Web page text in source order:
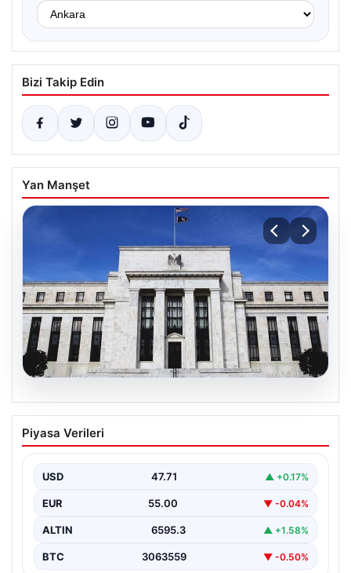
Bizi Takip Edin
Yan Manşet
06.08.2026
Fed faizi sabit tuttu
Piyasa Verileri
USD 47.71 ▲ +0.17%
EUR 55.00 ▼ -0.04%
ALTIN 6595.3 ▲ +1.58%
BTC 3063559 ▼ -0.50%